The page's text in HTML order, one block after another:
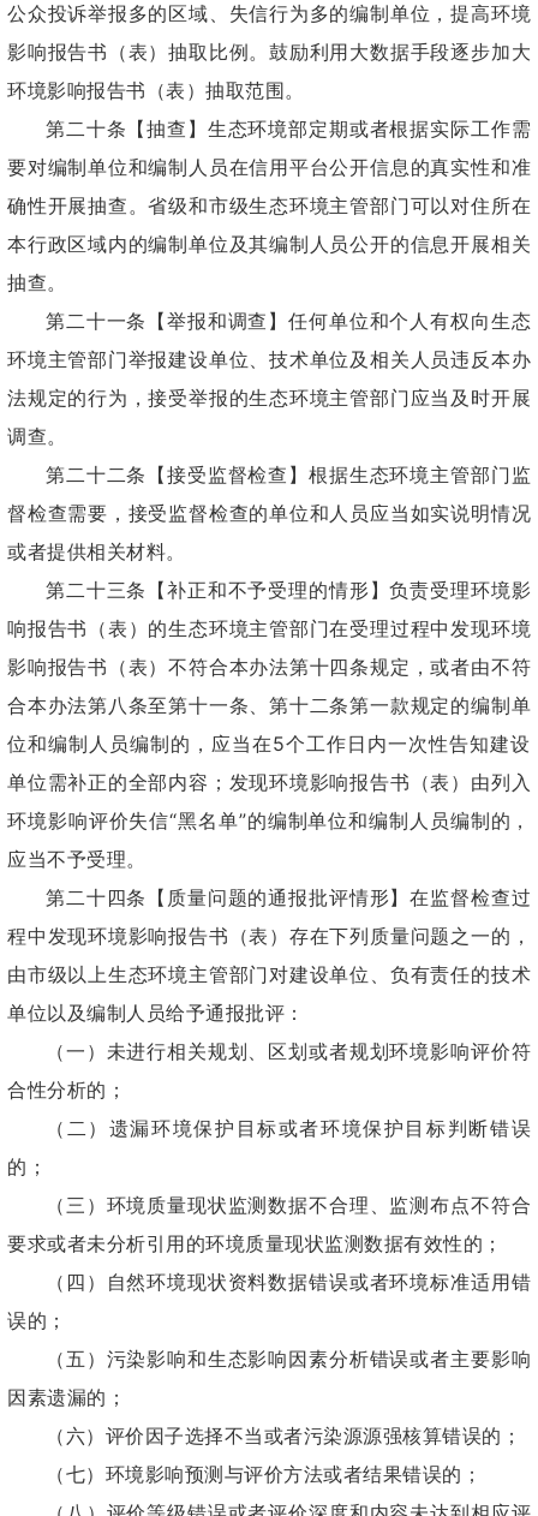
公众投诉举报多的区域、失信行为多的编制单位，提高环境
影响报告书（表）抽取比例。鼓励利用大数据手段逐步加大
环境影响报告书（表）抽取范围。
第二十条【抽查】生态环境部定期或者根据实际工作需
要对编制单位和编制人员在信用平台公开信息的真实性和准
确性开展抽查。省级和市级生态环境主管部门可以对住所在
本行政区域内的编制单位及其编制人员公开的信息开展相关
抽查。
第二十一条【举报和调查】任何单位和个人有权向生态
环境主管部门举报建设单位、技术单位及相关人员违反本办
法规定的行为，接受举报的生态环境主管部门应当及时开展
调查。
第二十二条【接受监督检查】根据生态环境主管部门监
督检查需要，接受监督检查的单位和人员应当如实说明情况
或者提供相关材料。
第二十三条【补正和不予受理的情形】负责受理环境影
响报告书（表）的生态环境主管部门在受理过程中发现环境
影响报告书（表）不符合本办法第十四条规定，或者由不符
合本办法第八条至第十一条、第十二条第一款规定的编制单
位和编制人员编制的，应当在5个工作日内一次性告知建设
单位需补正的全部内容；发现环境影响报告书（表）由列入
环境影响评价失信“黑名单”的编制单位和编制人员编制的，
应当不予受理。
第二十四条【质量问题的通报批评情形】在监督检查过
程中发现环境影响报告书（表）存在下列质量问题之一的，
由市级以上生态环境主管部门对建设单位、负有责任的技术
单位以及编制人员给予通报批评：
（一）未进行相关规划、区划或者规划环境影响评价符
合性分析的；
（二）遗漏环境保护目标或者环境保护目标判断错误
的；
（三）环境质量现状监测数据不合理、监测布点不符合
要求或者未分析引用的环境质量现状监测数据有效性的；
（四）自然环境现状资料数据错误或者环境标准适用错
误的；
（五）污染影响和生态影响因素分析错误或者主要影响
因素遗漏的；
（六）评价因子选择不当或者污染源源强核算错误的；
（七）环境影响预测与评价方法或者结果错误的；